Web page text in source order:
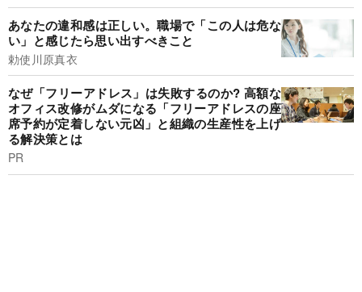
あなたの違和感は正しい。職場で「この人は危な
い」と感じたら思い出すべきこと
勅使川原真衣
なぜ「フリーアドレス」は失敗するのか? 高額な
オフィス改修がムダになる「フリーアドレスの座
席予約が定着しない元凶」と組織の生産性を上げ
る解決策とは
PR